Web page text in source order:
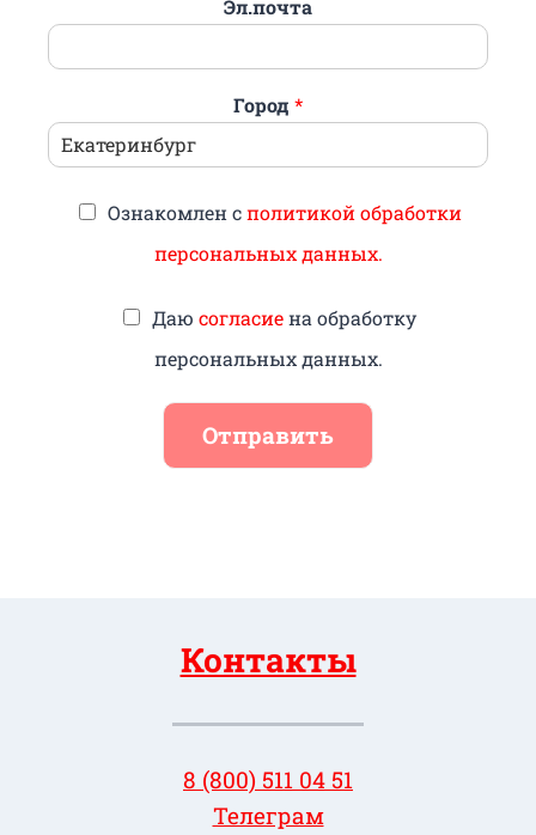
Эл.почта
Город *
Ознакомлен сполитикой обработки
персональных данных.
Даю согласиена обработку
персональных данных.
Отправить
Контакты
8 (800) 511 04 51
Телеграм